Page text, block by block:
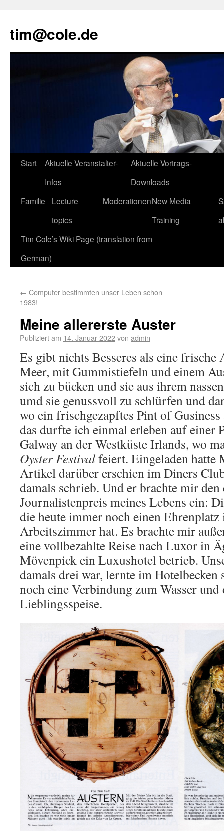
tim@cole.de
Start
Aktuelle Veranstalter-
Infos
Aktuelle Vortrags-
Downloads
Familie
Lecture
topics
ModerationenNew Media
Training
Tim Cole’s Wiki Page (translation from
German)
← Computer bestimmten unser Leben schon
1983!
Meine allererste Auster
Publiziert am 14. Januar 2022von admin
Es gibt nichts Besseres als eine frische
Meer, mit Gummistiefeln und einem
sich zu bücken und sie aus ihrem
umd sie genussvoll zu schlürfen und
wo ein frischgezapftes Pint of
das durfte ich einmal erleben auf einer
Galway an der Westküste Irlands, wo
Oyster Festivalfeiert. Eingeladen hatte
Artikel darüber erschien im Diners
damals schrieb. Und er brachte mir
Journalistenpreis meines Lebens ein:
die heute immer noch einen
Arbeitszimmer hat. Es brachte mir
eine vollbezahlte Reise nach Luxor in
Mövenpick ein Luxushotel betrieb.
damals drei war, lernte im Hotelbecken
noch eine Verbindung zum Wasser
Lieblingsspeise.